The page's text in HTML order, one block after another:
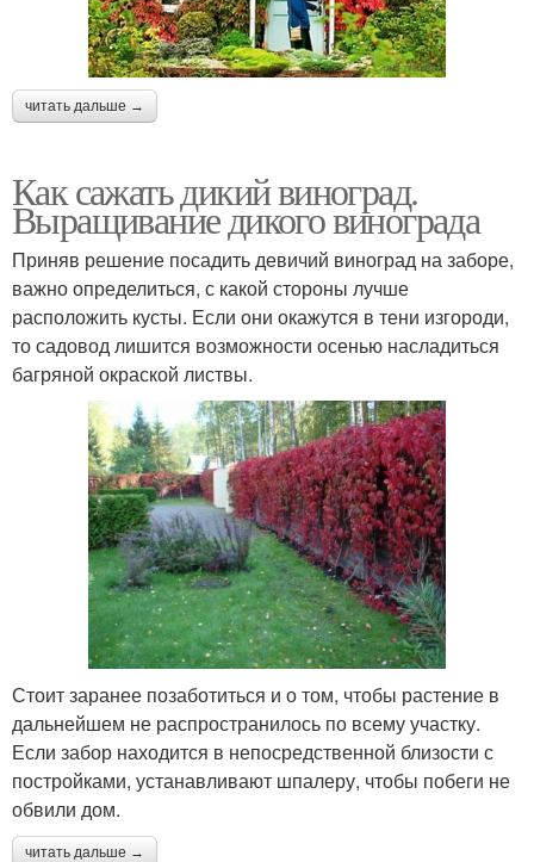
читать дальше →
Как сажать дикий виноград.
Выращивание дикого винограда
Приняв решение посадить девичий виноград на заборе,
важно определиться, с какой стороны лучше
расположить кусты. Если они окажутся в тени изгороди,
то садовод лишится возможности осенью насладиться
багряной окраской листвы.
Стоит заранее позаботиться и о том, чтобы растение в
дальнейшем не распространилось по всему участку.
Если забор находится в непосредственной близости с
постройками, устанавливают шпалеру, чтобы побеги не
обвили дом.
читать дальше →